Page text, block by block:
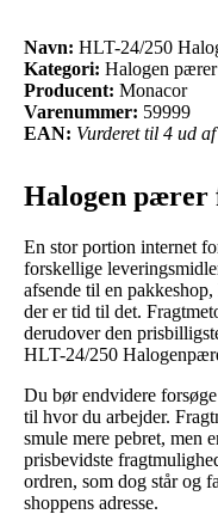
Navn: HLT-24/250
Kategori: Halogen pærer
Producent: Monacor
Varenummer: 59999
EAN: Vurderet til 4 ud
Halogen pærer
En stor portion internet
forskellige
afsende til en
der er tid til det.
derudover den
HLT-24/250
Du bør endvidere
til hvor du arbejder.
smule mere pebret, men
prisbevidste
ordren, som dog står og
shoppens adresse.